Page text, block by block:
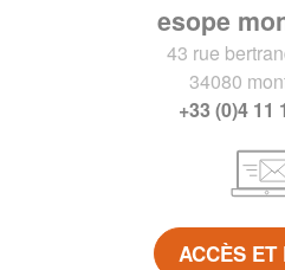
esope
43 rue
34080
+33 (0)4 11
ACCÈS